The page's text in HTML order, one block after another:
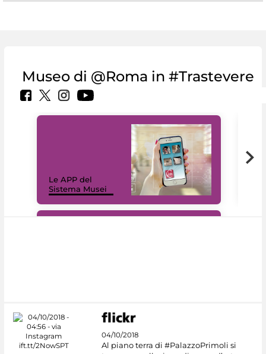
Museo di @Roma in #Trastevere
Le APP del
Sistema Musei
04/10/2018
Al piano terra di #PalazzoPrimoli si